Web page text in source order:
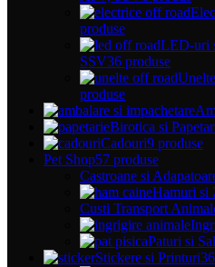
produse
LED-uri
SSV36 produse
produse
Birotica si
Cadouri9 produse
Pet Shop57 produse
Castroane si
Hamuri si
Custi Transport
Paturi si
Stickere si Printuri